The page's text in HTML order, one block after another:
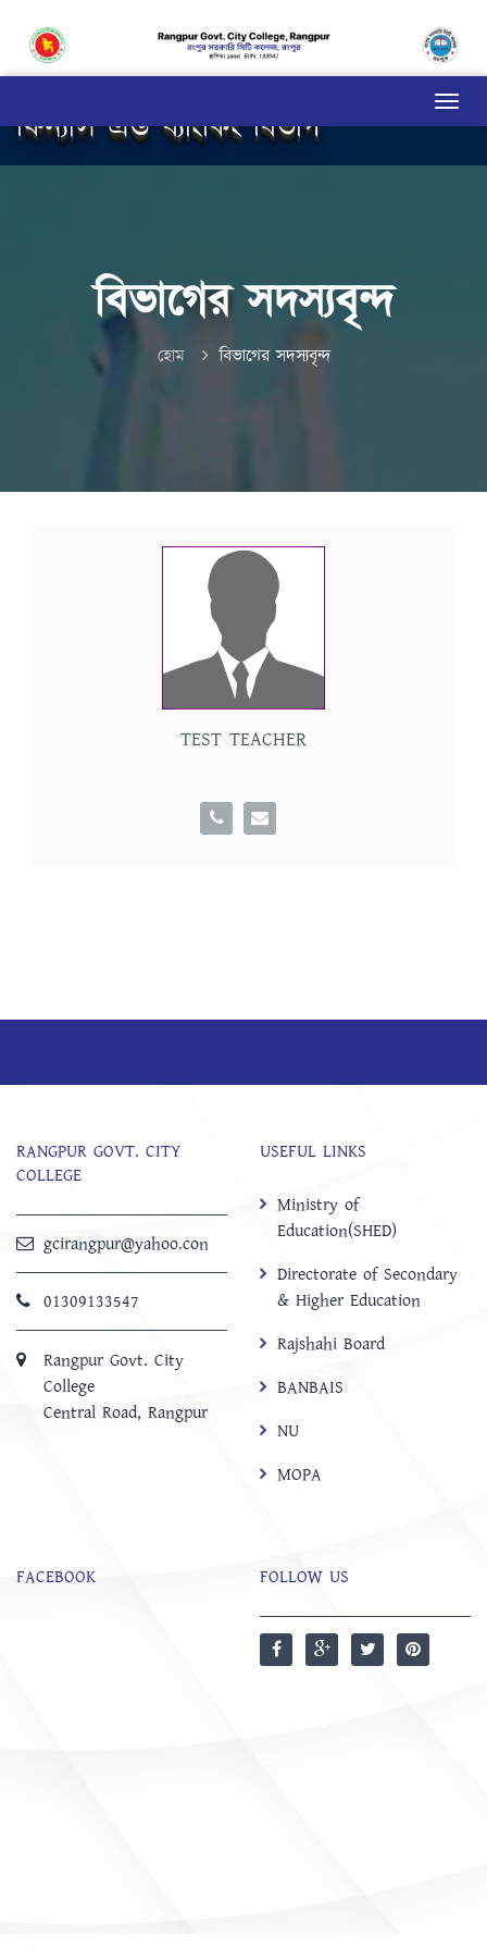
ফিন্যান্স এন্ড ব্যাংকিং বিভাগ
বিভাগের সদস্যবৃন্দ
হোম বিভাগের সদস্যবৃন্দ
TEST TEACHER
RANGPUR GOVT. CITY
COLLEGE
gcirangpur@yahoo.con
01309133547
Rangpur Govt. City
College
Central Road, Rangpur
USEFUL LINKS
Ministry of
Education(SHED)
Directorate of Secondary
& Higher Education
Rajshahi Board
BANBAIS
NU
MOPA
FACEBOOK FOLLOW US